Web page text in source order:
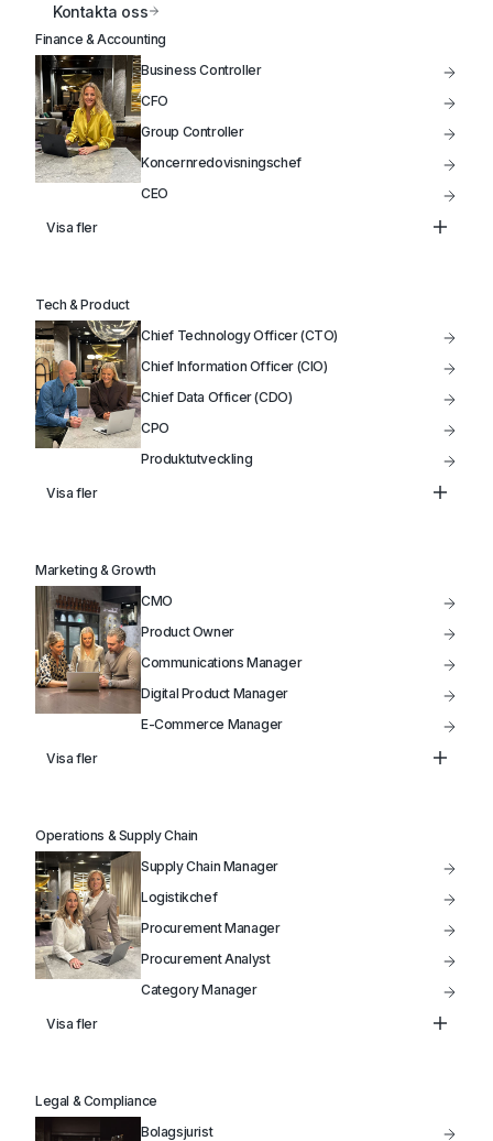
Kontakta oss
Finance & Accounting
Business Controller
CFO
Group Controller
Koncernredovisningschef
CEO
Styrelseordförande / Styrelseledamot
Visa fler
Tech & Product
Chief Technology Officer (CTO)
Chief Information Officer (CIO)
Chief Data Officer (CDO)
CPO
Produktutveckling
Visa fler
Marketing & Growth
CMO
Product Owner
Communications Manager
Digital Product Manager
E-Commerce Manager
Säljchef
Produktutveckling
Visa fler
Operations & Supply Chain
Supply Chain Manager
Logistikchef
Procurement Manager
Procurement Analyst
Category Manager
Visa fler
Legal & Compliance
Bolagsjurist